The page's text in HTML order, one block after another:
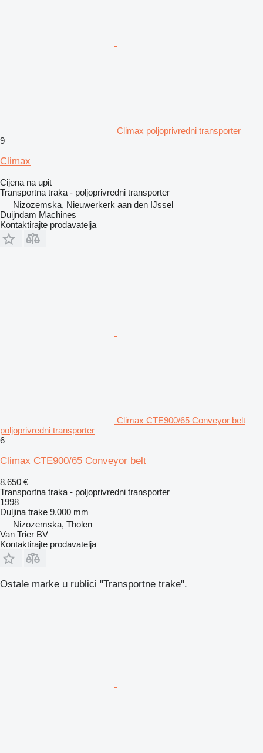
Climax poljoprivredni transporter
9
Climax
Cijena na upit
Transportna traka - poljoprivredni transporter
Nizozemska, Nieuwerkerk aan den IJssel
Duijndam Machines
Kontaktirajte prodavatelja
Climax CTE900/65 Conveyor belt
poljoprivredni transporter
6
Climax CTE900/65 Conveyor belt
8.650 €
Transportna traka - poljoprivredni transporter
1998
Duljina trake 9.000 mm
Nizozemska, Tholen
Van Trier BV
Kontaktirajte prodavatelja
Ostale marke u rublici "Transportne trake".